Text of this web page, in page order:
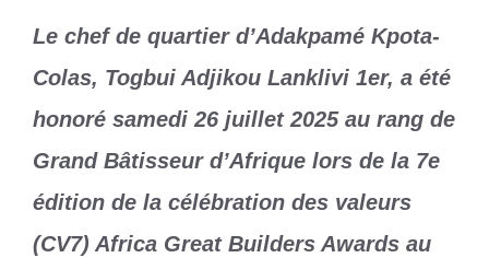
Le chef de quartier d’Adakpamé Kpota-
Colas, Togbui Adjikou Lanklivi 1er, a été
honoré samedi 26 juillet 2025 au rang de
Grand Bâtisseur d’Afrique lors de la 7e
édition de la célébration des valeurs
(CV7) Africa Great Builders Awards au